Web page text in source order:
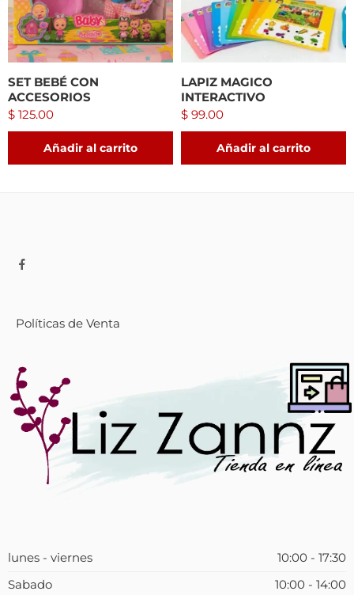
SET BEBÉ CON
ACCESORIOS
$ 125.00
Añadir al carrito
LAPIZ MAGICO
INTERACTIVO
$ 99.00
Añadir al carrito
Políticas de Venta
lunes - viernes
10:00 - 17:30
Sabado
10:00 - 14:00